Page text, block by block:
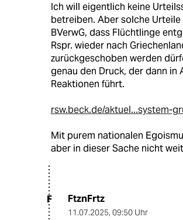
Ich will eigentlich keine
betreiben. Aber solche
BVerwG, dass Flüchtlinge
Rspr. wieder nach
zurückgeschoben werden
genau den Druck, der dann in
Reaktionen führt.
rsw.beck.de/aktuel...system-
Mit purem nationalen
aber in dieser Sache nicht
F FtznFrtz
11.07.2025, 09:50 Uhr